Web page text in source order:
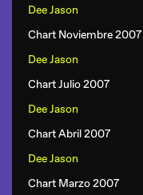
Dee Jason
Chart Noviembre 2007
Dee Jason
Chart Julio 2007
Dee Jason
Chart Abril 2007
Dee Jason
Chart Marzo 2007